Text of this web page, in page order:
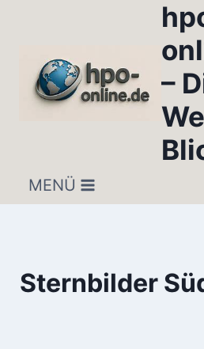
–
MENÜ
Sternbilder